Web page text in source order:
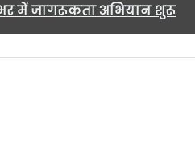
में जागरूकता अभियान शुरू